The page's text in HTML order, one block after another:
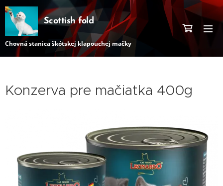
Scottish fold
Chovná stanica škótskej klapouchej mačky
Konzerva pre mačiatka 400g